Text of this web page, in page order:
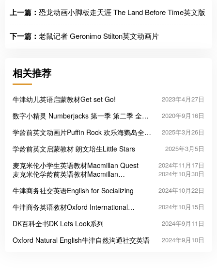
上一篇： 恐龙动画小脚板走天涯 The Land Before Time英文版
下一篇： 老鼠记者 Geronimo Stilton英文动画片
相关推荐
牛津幼儿英语启蒙教材Get set Go! 2023年4月27日
数字小精灵 Numberjacks 第一季 第二季 全67
2020年9月16日
学龄前英文动画片Puffin Rock 欢乐海鹦岛全1-
2025年3月26日
学龄前英文启蒙教材 朗文培生Little Stars 2025年3月5日
麦克米伦小学生英语教材Macmillan Quest 2024年11月17日
麦克米伦学龄前英语教材Macmillan
2024年10月30日
牛津商务社交英语English for Socializing 2024年10月22日
牛津商务英语教材Oxford International
2024年10月15日
DK百科全书DK Lets Look系列 2024年9月11日
Oxford Natural English牛津自然沟通社交英语 2024年9月10日